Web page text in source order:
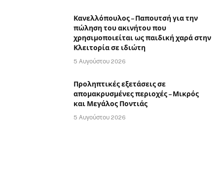
Κανελλόπουλος – Παπουτσή για την
πώληση του ακινήτου που
χρησιμοποιείται ως παιδική χαρά στην
Κλειτορία σε ιδιώτη
5 Αυγούστου 2026
Προληπτικές εξετάσεις σε
απομακρυσμένες περιοχές – Μικρός
και Μεγάλος Ποντιάς
5 Αυγούστου 2026